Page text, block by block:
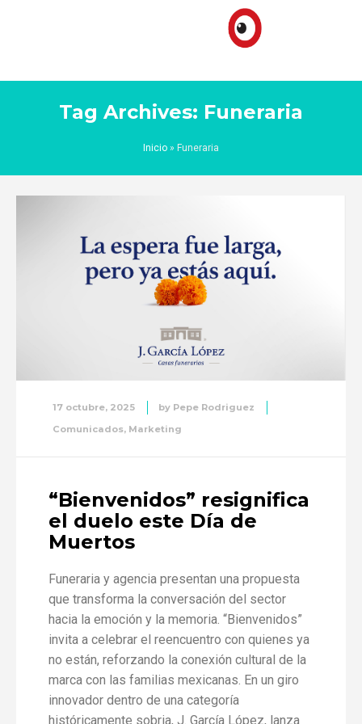
Tag Archives: Funeraria
Inicio » Funeraria
17 octubre, 2025 by Pepe Rodriguez
Comunicados, Marketing
“Bienvenidos” resignifica
el duelo este Día de
Muertos
Funeraria y agencia presentan una propuesta
que transforma la conversación del sector
hacia la emoción y la memoria. “Bienvenidos”
invita a celebrar el reencuentro con quienes ya
no están, reforzando la conexión cultural de la
marca con las familias mexicanas. En un giro
innovador dentro de una categoría
históricamente sobria, J. García López, lanza